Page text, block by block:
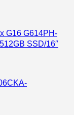
G16 G614PH-
SSD/16″